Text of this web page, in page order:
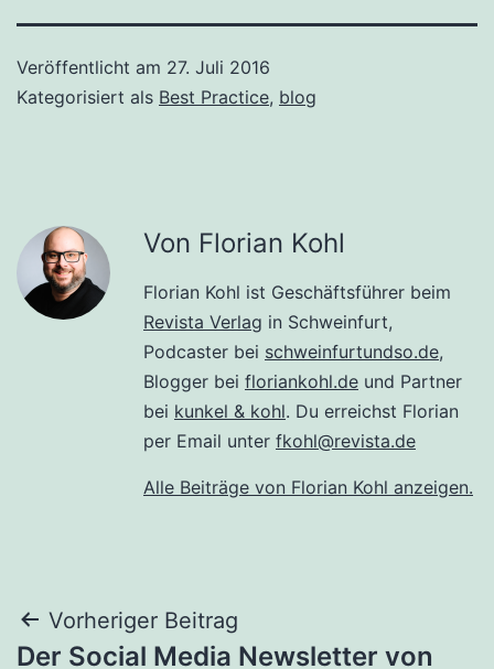
Veröffentlicht am 27. Juli 2016
Kategorisiert als Best Practice, blog
Von Florian Kohl
Florian Kohl ist Geschäftsführer beim
Revista Verlag in Schweinfurt,
Podcaster bei schweinfurtundso.de,
Blogger bei floriankohl.de und Partner
bei kunkel & kohl. Du erreichst Florian
per Email unter fkohl@revista.de
Alle Beiträge von Florian Kohl anzeigen.
Beitragsnavigation
Vorheriger Beitrag
Der Social Media Newsletter von